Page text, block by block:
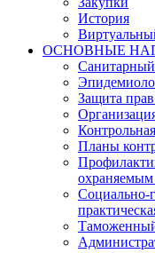
История
ОСНОВНЫЕ
Санитарный
Защита
Планы
охраняемым
Социально-